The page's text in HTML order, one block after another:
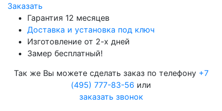
Заказать
Гарантия 12 месяцев
Доставка и установка под ключ
Изготовление от 2-х дней
Замер бесплатный!
Так же Вы можете сделать заказ по телефону +7
(495) 777-83-56 или
заказать звонок